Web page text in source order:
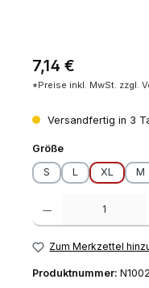
Regulärer Preis:
7,14 €
*Preise inkl. MwSt. zzgl.
Versandfertig in 3
Größeauswählen
S
L XL M
Produkt Anzahl: Gib
Zum Merkzettel
Produktnummer: